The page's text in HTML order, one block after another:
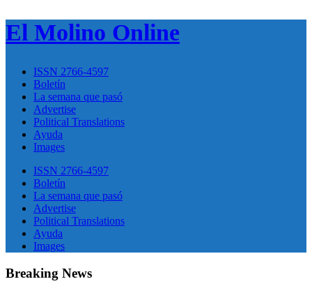
El Molino Online
ISSN 2766-4597
Boletín
La semana que pasó
Advertise
Political Translations
Ayuda
Images
ISSN 2766-4597
Boletín
La semana que pasó
Advertise
Political Translations
Ayuda
Images
Breaking News